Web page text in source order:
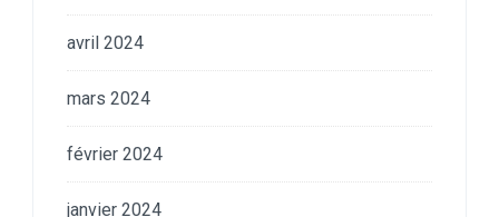
avril 2024
mars 2024
février 2024
janvier 2024